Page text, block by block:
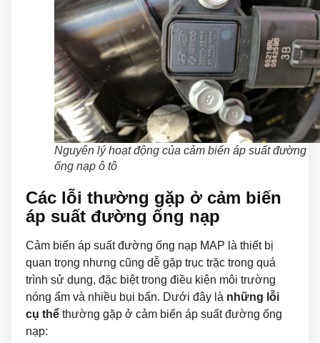
Nguyên lý hoạt động của cảm biến áp suất đường
ống nạp ô tô
Các lỗi thường gặp ở cảm biến
áp suất đường ống nạp
Cảm biến áp suất đường ống nạp MAP là thiết bị
quan trọng nhưng cũng dễ gặp trục trặc trong quá
trình sử dụng, đặc biệt trong điều kiện môi trường
nóng ẩm và nhiều bụi bẩn. Dưới đây là những lỗi
cụ thể thường gặp ở cảm biến áp suất đường ống
nạp: